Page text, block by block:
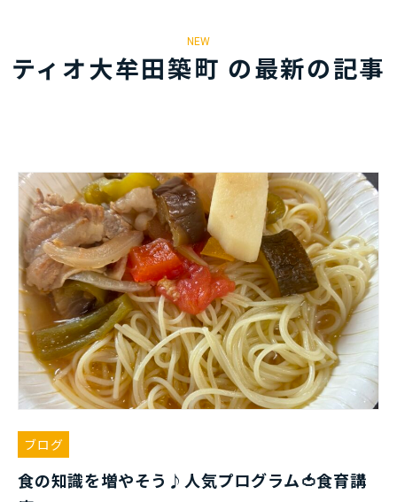
NEW
ティオ大牟田築町 の最新の記事
ブログ
食の知識を増やそう♪人気プログラム🍅食育講